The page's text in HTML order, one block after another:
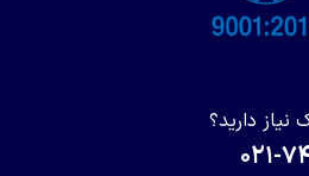
نیاز دارید؟